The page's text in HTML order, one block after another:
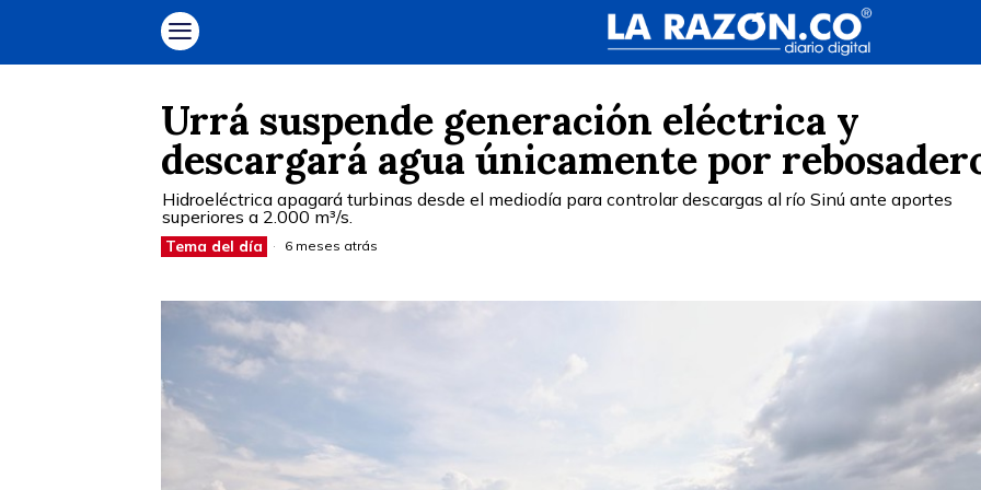
Urrá suspende generación eléctrica y
descargará agua únicamente por
Hidroeléctrica apagará turbinas desde el mediodía para controlar descargas al río Sinú ante aportes
superiores a 2.000 m³/s.
Tema del día 6 meses atrás